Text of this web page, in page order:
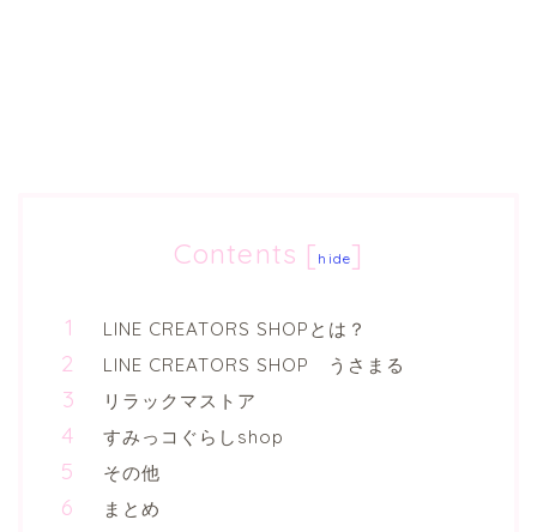
Contents [ hide]
LINE CREATORS SHOPとは？
LINE CREATORS SHOP うさまる
リラックマストア
すみっコぐらしshop
その他
まとめ